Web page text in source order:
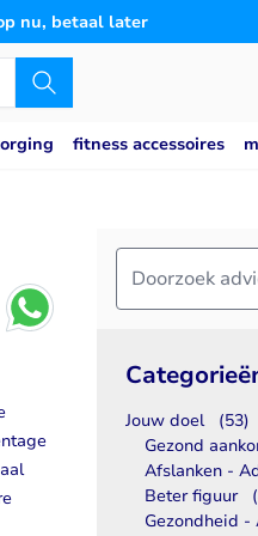
nu, betaal later
Slaap
Blaas
Gewrichten
Hart &
Hersenen
fitness accessoires
Jouw doel
(53)
Gezond
Afslanken -
Beter figuur
Gezondheid -